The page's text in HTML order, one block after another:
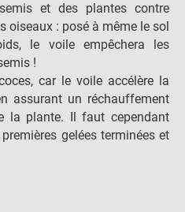
et des plantes contre
oiseaux : posé à même le sol
le voile empêchera les
!
car le voile accélère la
assurant un réchauffement
la plante. Il faut cependant
gelées terminées et